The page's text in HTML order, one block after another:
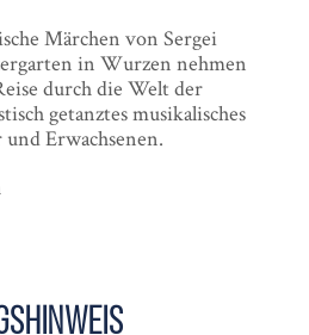
Märchen von Sergei
in Wurzen nehmen
durch die Welt der
getanztes musikalisches
Erwachsenen.